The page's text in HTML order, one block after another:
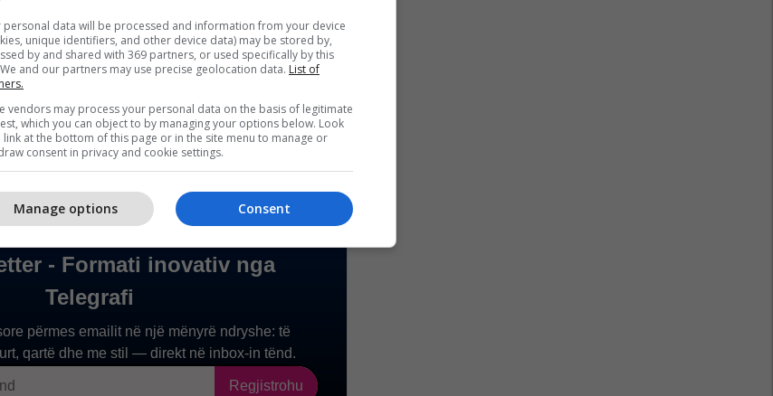
vendim synohet krijimi i një standardi të ri në
secilit punëtor në sektorin publik, duke
dhe gjithëpërfshirës për të gjithë të
personal data will be processed and information from your device
unique identifiers, and other device data) may be stored by,
by and shared with 369 partners, or used specifically by this
and our partners may use precise geolocation data. List of
vendors may process your personal data on the basis of legitimate
which you can object to by managing your options below. Look
link at the bottom of this page or in the site menu to manage or
consent in privacy and cookie settings.
Consent
Manage options